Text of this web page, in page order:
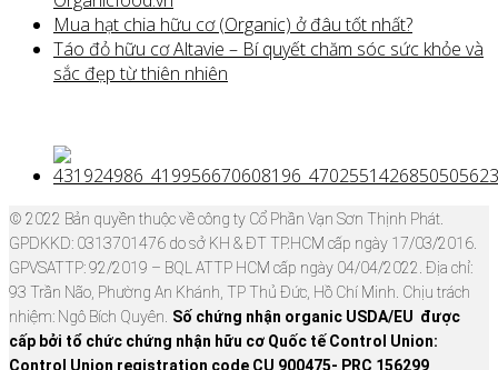
Mua hạt chia hữu cơ (Organic) ở đâu tốt nhất?
Táo đỏ hữu cơ Altavie – Bí quyết chăm sóc sức khỏe và
sắc đẹp từ thiên nhiên
© 2022 Bản quyền thuộc về công ty Cổ Phần Vạn Sơn Thịnh Phát.
GPDKKD: 0313701476 do sở KH & ĐT TP.HCM cấp ngày 17/03/2016.
GPVSATTP: 92/2019 – BQL ATTP HCM cấp ngày 04/04/2022. Địa chỉ:
93 Trần Não, Phường An Khánh, TP Thủ Đức, Hồ Chí Minh. Chịu trách
nhiệm: Ngô Bích Quyên. Số chứng nhận organic USDA/EU được
cấp bởi tổ chức chứng nhận hữu cơ Quốc tế Control Union:
Control Union registration code CU 900475- PRC 156299